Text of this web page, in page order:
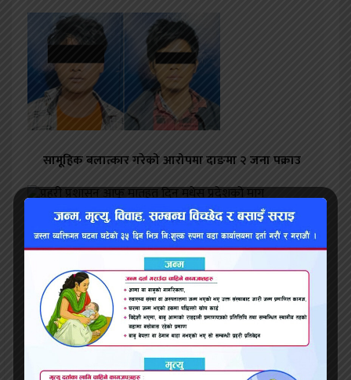
सामूहिक बलात्कार गरेको आरोपमा दाङमा २ जना पक्राउ
प्रहरी प्रशासन आफू मातहत दिन मधेस प्रदेशको माग